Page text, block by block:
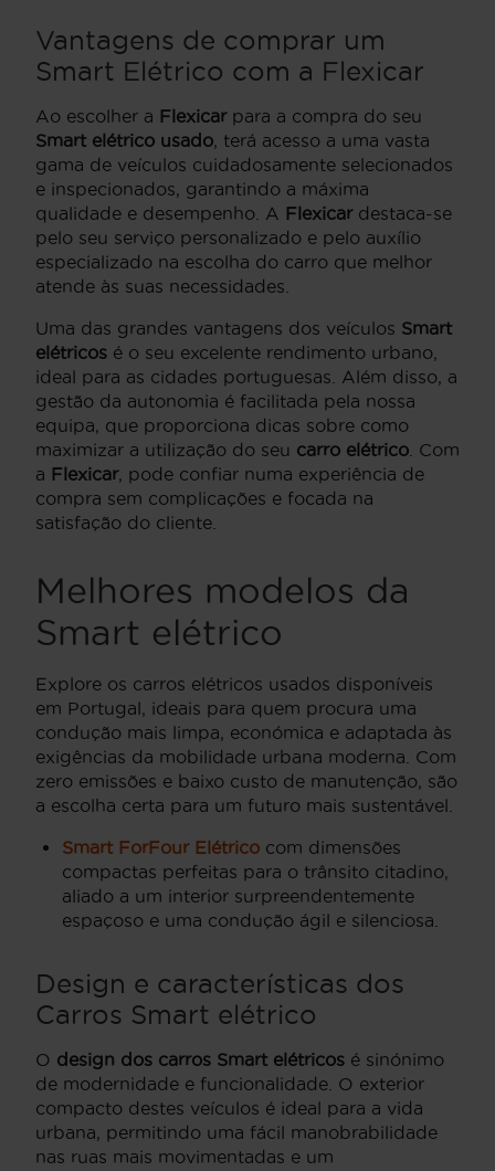
Vantagens de comprar um
Smart Elétrico com a Flexicar
Ao escolher a Flexicarpara a compra do seu
Smart elétrico usado, terá acesso a uma vasta
gama de veículos cuidadosamente selecionados
e inspecionados, garantindo a máxima
qualidade e desempenho. A Flexicardestaca-se
pelo seu serviço personalizado e pelo auxílio
especializado na escolha do carro que melhor
atende às suas necessidades.
Uma das grandes vantagens dos veículos Smart
elétricos é o seu excelente rendimento urbano,
ideal para as cidades portuguesas. Além disso, a
gestão da autonomia é facilitada pela nossa
equipa, que proporciona dicas sobre como
maximizar a utilização do seu carro elétrico . Com
a Flexicar, pode confiar numa experiência de
compra sem complicações e focada na
satisfação do cliente.
Melhores modelos da
Smart elétrico
Explore os carros elétricos usados disponíveis
em Portugal, ideais para quem procura uma
condução mais limpa, económica e adaptada às
exigências da mobilidade urbana moderna. Com
zero emissões e baixo custo de manutenção, são
a escolha certa para um futuro mais sustentável.
Smart ForFour Elétrico com dimensões
compactas perfeitas para o trânsito citadino,
aliado a um interior surpreendentemente
espaçoso e uma condução ágil e silenciosa.
Design e características dos
Carros Smart elétrico
O design dos carros Smart elétricos é sinónimo
de modernidade e funcionalidade. O exterior
compacto destes veículos é ideal para a vida
urbana, permitindo uma fácil manobrabilidade
nas ruas mais movimentadas e um